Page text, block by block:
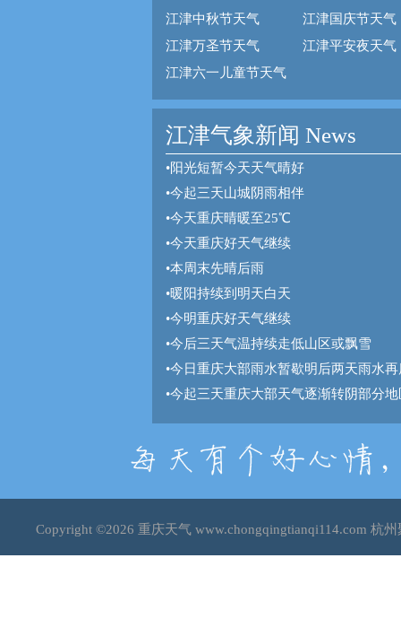
江津中秋节天气
江津国庆节天气
江津万圣节天气
江津平安夜天气
江津六一儿童节天气
江津气象新闻 News
•阳光短暂今天天气晴好
•今起三天山城阴雨相伴
•今天重庆晴暖至25℃
•今天重庆好天气继续
•本周末先晴后雨
•暖阳持续到明天白天
•今明重庆好天气继续
•今后三天气温持续走低山区或飘雪
•今日重庆大部雨水暂歇明后两天雨水
•今起三天重庆大部天气逐渐转阴部分
Copyright ©2026 重庆天气www.chongqingtianqi114.com 杭